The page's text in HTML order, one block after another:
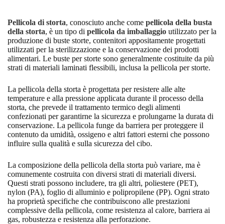
Pellicola di storta, conosciuto anche come pellicola della busta
della storta, è un tipo di pellicola da imballaggio utilizzato per la
produzione di buste storte, contenitori appositamente progettati
utilizzati per la sterilizzazione e la conservazione dei prodotti
alimentari. Le buste per storte sono generalmente costituite da più
strati di materiali laminati flessibili, inclusa la pellicola per storte.
La pellicola della storta è progettata per resistere alle alte
temperature e alla pressione applicata durante il processo della
storta, che prevede il trattamento termico degli alimenti
confezionati per garantirne la sicurezza e prolungarne la durata di
conservazione. La pellicola funge da barriera per proteggere il
contenuto da umidità, ossigeno e altri fattori esterni che possono
influire sulla qualità e sulla sicurezza del cibo.
La composizione della pellicola della storta può variare, ma è
comunemente costruita con diversi strati di materiali diversi.
Questi strati possono includere, tra gli altri, poliestere (PET),
nylon (PA), foglio di alluminio e polipropilene (PP). Ogni strato
ha proprietà specifiche che contribuiscono alle prestazioni
complessive della pellicola, come resistenza al calore, barriera ai
gas, robustezza e resistenza alla perforazione.